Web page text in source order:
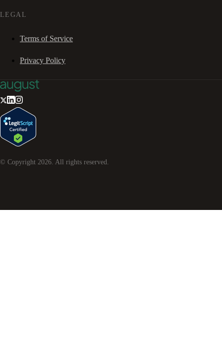
LEGAL
Terms of Service
Privacy Policy
© Copyright 2026. All rights reserved.